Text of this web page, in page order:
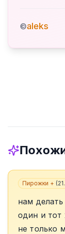
©aleks
Пирожки + (
нам
один и тот
не только